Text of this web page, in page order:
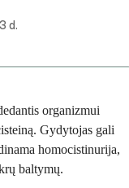
d.
organizmui
Gydytojas gali
homocistinurija,
baltymų.